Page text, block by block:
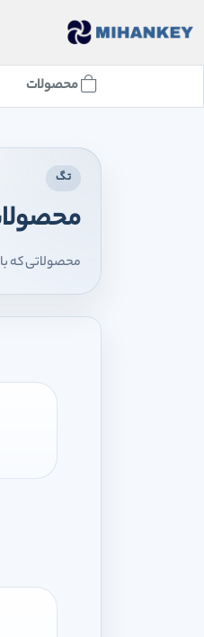
محصولات
تگ
محصولاتی که